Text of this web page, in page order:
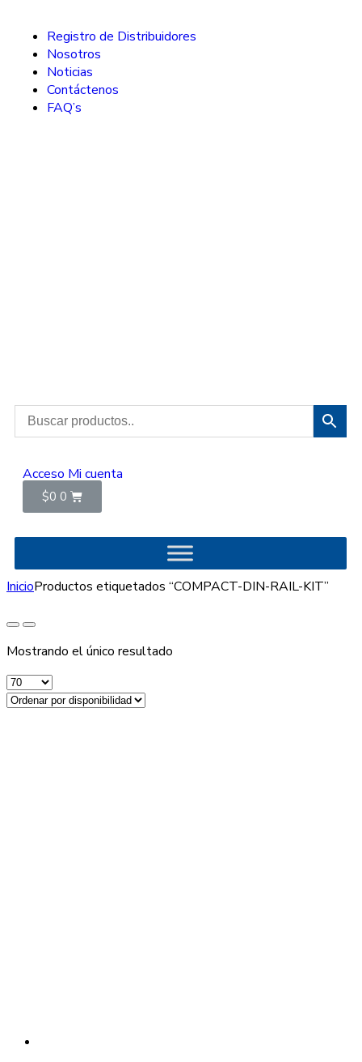
Registro de Distribuidores
Nosotros
Noticias
Contáctenos
FAQ’s
Acceso Mi cuenta
$0 0
InicioProductos etiquetados “COMPACT-DIN-RAIL-KIT”
Mostrando el único resultado